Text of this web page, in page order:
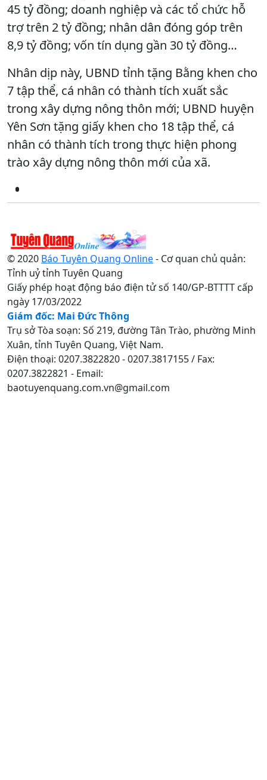
45 tỷ đồng; doanh nghiệp và các tổ chức hỗ
trợ trên 2 tỷ đồng; nhân dân đóng góp trên
8,9 tỷ đồng; vốn tín dụng gần 30 tỷ đồng…
Nhân dịp này, UBND tỉnh tặng Bằng khen cho
7 tập thể, cá nhân có thành tích xuất sắc
trong xây dựng nông thôn mới; UBND huyện
Yên Sơn tặng giấy khen cho 18 tập thể, cá
nhân có thành tích trong thực hiện phong
trào xây dựng nông thôn mới của xã.
© 2020 Báo Tuyên Quang Online- Cơ quan chủ quản:
Tỉnh uỷ tỉnh Tuyên Quang
Giấy phép hoạt động báo điện tử số 140/GP-BTTTT cấp
ngày 17/03/2022
Giám đốc: Mai Đức Thông
Trụ sở Tòa soạn: Số 219, đường Tân Trào, phường Minh
Xuân, tỉnh Tuyên Quang, Việt Nam.
Điện thoại: 0207.3822820 - 0207.3817155 / Fax:
0207.3822821 - Email:
baotuyenquang.com.vn@gmail.com